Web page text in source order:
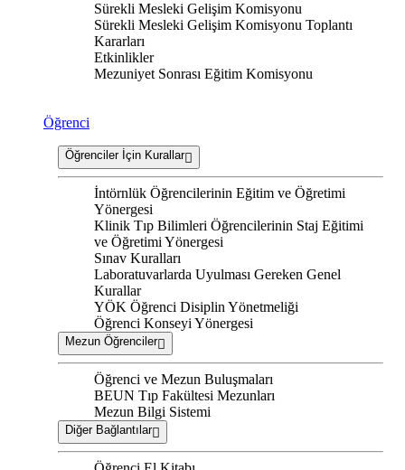
Sürekli Mesleki Gelişim Komisyonu
Sürekli Mesleki Gelişim Komisyonu Toplantı
Kararları
Etkinlikler
Mezuniyet Sonrası Eğitim Komisyonu
Öğrenci
Öğrenciler İçin Kurallar
İntörnlük Öğrencilerinin Eğitim ve Öğretimi
Yönergesi
Klinik Tıp Bilimleri Öğrencilerinin Staj Eğitimi
ve Öğretimi Yönergesi
Sınav Kuralları
Laboratuvarlarda Uyulması Gereken Genel
Kurallar
YÖK Öğrenci Disiplin Yönetmeliği
Öğrenci Konseyi Yönergesi
Mezun Öğrenciler
Öğrenci ve Mezun Buluşmaları
BEUN Tıp Fakültesi Mezunları
Mezun Bilgi Sistemi
Diğer Bağlantılar